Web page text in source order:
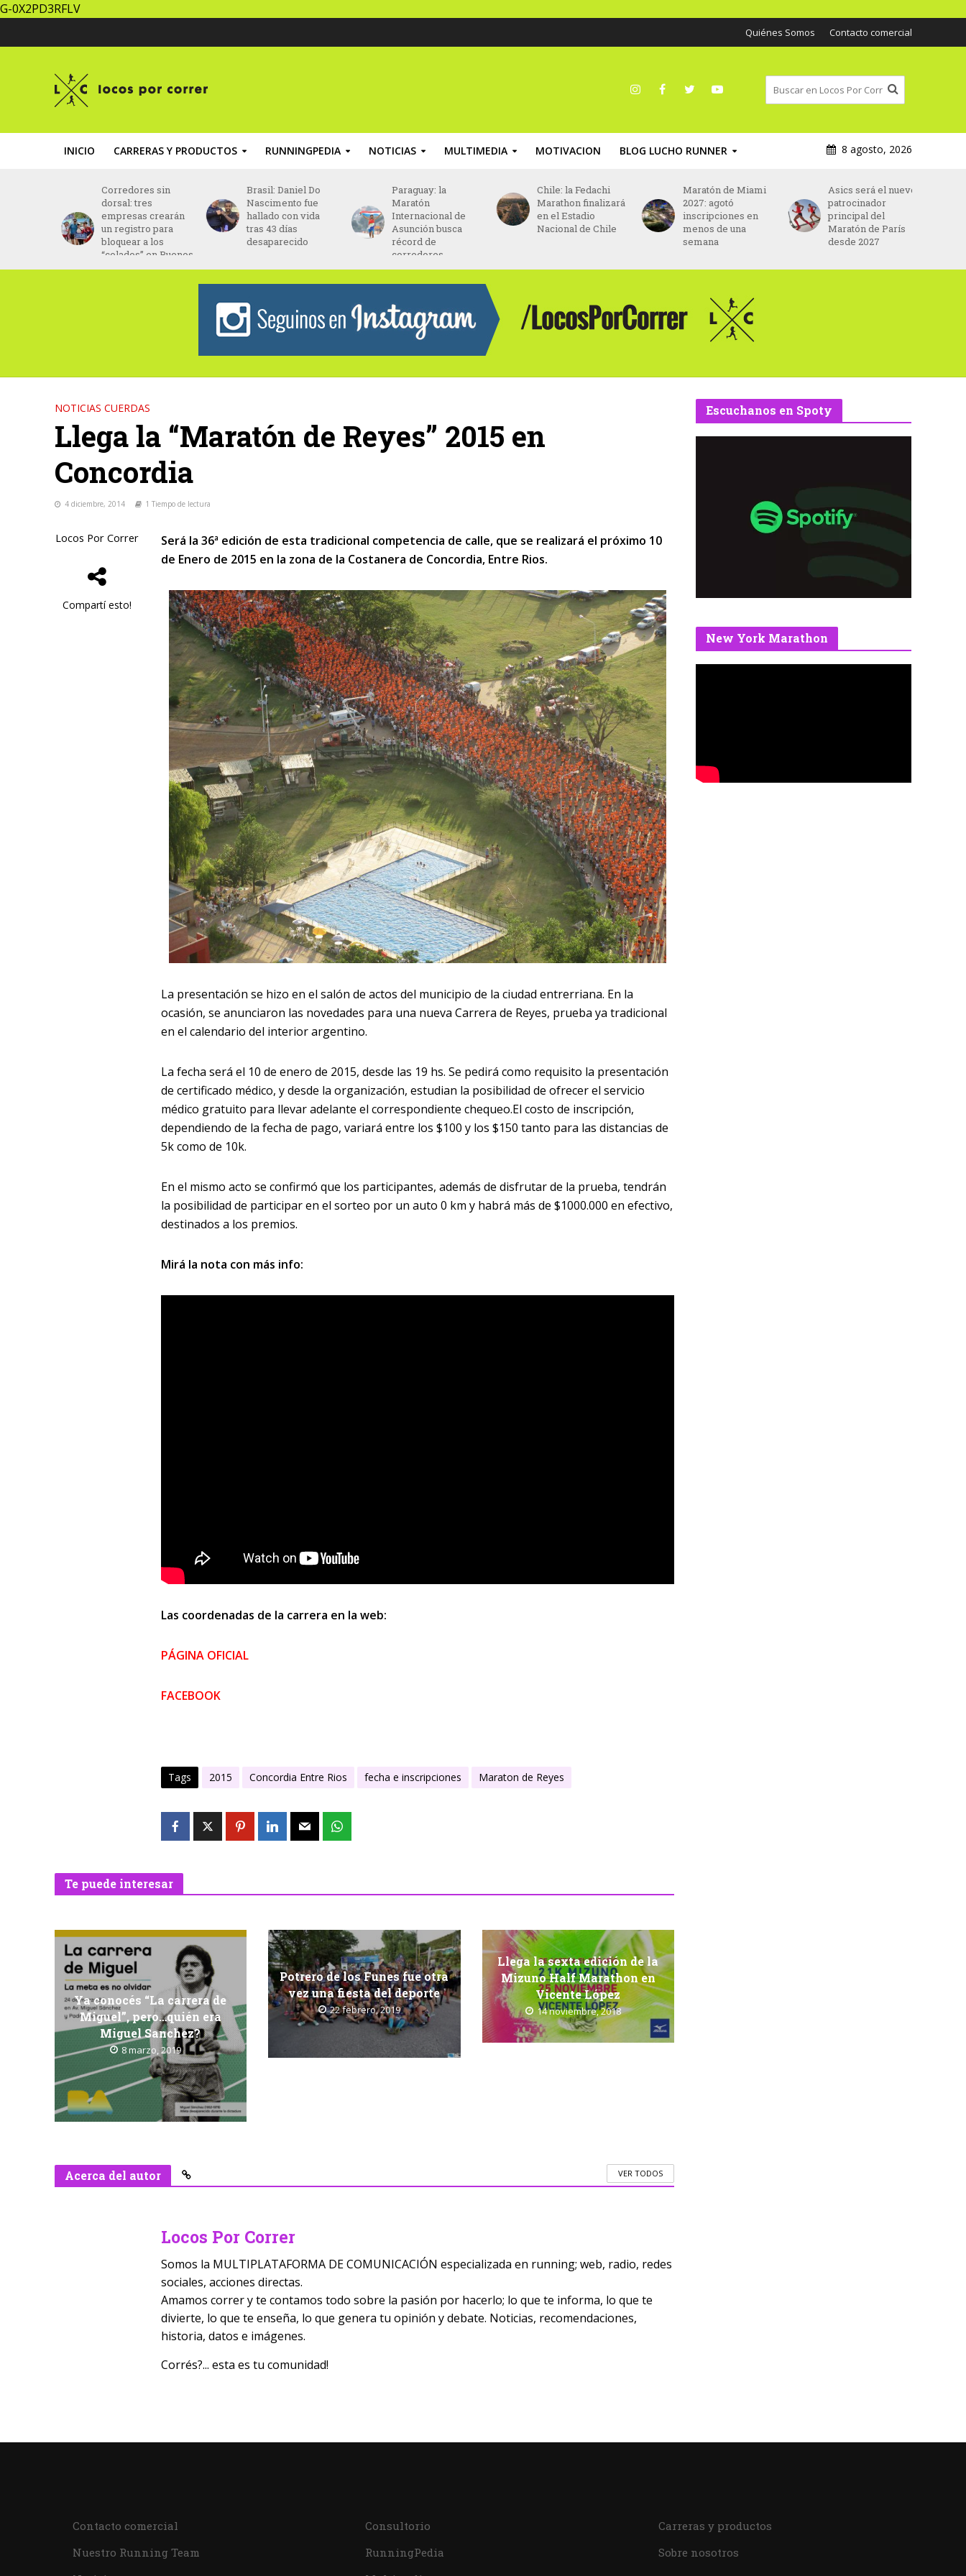
G-0X2PD3RFLV
Quiénes Somos Contacto comercial
INICIO CARRERAS Y PRODUCTOS RUNNINGPEDIA NOTICIAS MULTIMEDIA MOTIVACION BLOG LUCHO RUNNER 8 agosto, 2026
Corredores sin
dorsal: tres
empresas crearán
un registro para
bloquear a los
“colados” en Buenos
Aires
Brasil: Daniel Do
Nascimento fue
hallado con vida
tras 43 días
desaparecido
Paraguay: la
Maratón
Internacional de
Asunción busca
récord de
corredores
Chile: la Fedachi
Marathon finalizará
en el Estadio
Nacional de Chile
Maratón de Miami
2027: agotó
inscripciones en
menos de una
semana
Asics será el nuevo
patrocinador
principal del
Maratón de París
desde 2027
NOTICIAS CUERDAS
Llega la “Maratón de Reyes” 2015 en
Concordia
4 diciembre, 2014 1 Tiempo de lectura
Locos Por Correr
Compartí esto!
Será la 36ª edición de esta tradicional competencia de calle, que se realizará el próximo 10
de Enero de 2015 en la zona de la Costanera de Concordia, Entre Rios.
La presentación se hizo en el salón de actos del municipio de la ciudad entrerriana. En la
ocasión, se anunciaron las novedades para una nueva Carrera de Reyes, prueba ya tradicional
en el calendario del interior argentino.
La fecha será el 10 de enero de 2015, desde las 19 hs. Se pedirá como requisito la presentación
de certificado médico, y desde la organización, estudian la posibilidad de ofrecer el servicio
médico gratuito para llevar adelante el correspondiente chequeo.El costo de inscripción,
dependiendo de la fecha de pago, variará entre los $100 y los $150 tanto para las distancias de
5k como de 10k.
En el mismo acto se confirmó que los participantes, además de disfrutar de la prueba, tendrán
la posibilidad de participar en el sorteo por un auto 0 km y habrá más de $1000.000 en efectivo,
destinados a los premios.
Mirá la nota con más info:
Las coordenadas de la carrera en la web:
PÁGINA OFICIAL
FACEBOOK
Tags 2015 Concordia Entre Rios fecha e inscripciones Maraton de Reyes
Te puede interesar
Ya conocés “La carrera de
Miguel”, pero…quién era
Miguel Sanchez?
8 marzo, 2019
Potrero de los Funes fue otra
vez una fiesta del deporte
22 febrero, 2019
Llega la sexta edición de la
Mizuno Half Marathon en
Vicente López
14 noviembre, 2018
Acerca del autor VER TODOS
Locos Por Correr
Somos la MULTIPLATAFORMA DE COMUNICACIÓN especializada en running; web, radio, redes
sociales, acciones directas.
Amamos correr y te contamos todo sobre la pasión por hacerlo; lo que te informa, lo que te
divierte, lo que te enseña, lo que genera tu opinión y debate. Noticias, recomendaciones,
historia, datos e imágenes.
Corrés?... esta es tu comunidad!
Escuchanos en Spoty
New York Marathon
Contacto comercial
Nuestro Running Team
Consultorio
RunningPedia
Carreras y productos
Sobre nosotros